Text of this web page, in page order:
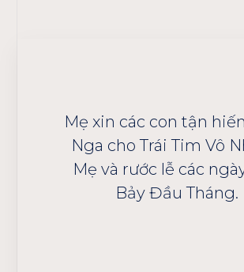
Mẹ xin các con tận
Nga cho Trái Tim Vô
Mẹ và rước lễ các
Bảy Đầu Tháng.